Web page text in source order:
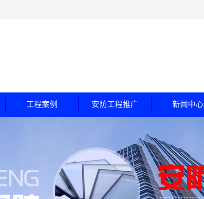
工程案例 安防工程推广 新闻中心
行业新闻
常见问题